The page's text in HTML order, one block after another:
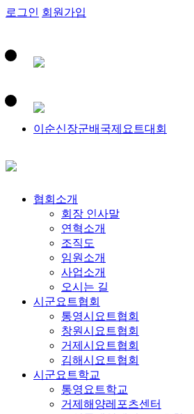
로그인 회원가입
이순신장군배국제요트대회
협회소개
회장 인사말
연혁소개
조직도
임원소개
사업소개
오시는 길
시군요트협회
통영시요트협회
창원시요트협회
거제시요트협회
김해시요트협회
시군요트학교
통영요트학교
거제해양레포츠센터